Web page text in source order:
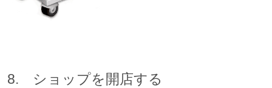
8. ショップを開店する